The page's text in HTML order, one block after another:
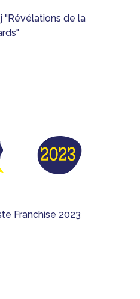
"Révélations de la
Franchise 2023